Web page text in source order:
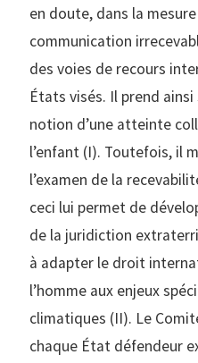
en doute, dans la
communication
des voies de recours
États visés. Il prend
notion d’une atteinte
l’enfant (I). Toutefois, il
l’examen de la
ceci lui permet de
de la juridiction
à adapter le droit
l’homme aux enjeux
climatiques (II). Le
chaque État défendeur